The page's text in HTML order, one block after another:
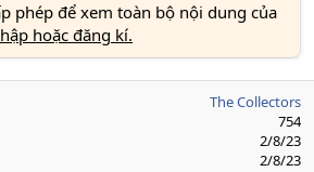
phép để xem toàn bộ nội dung của
hoặc đăng kí.
The Collectors
754
2/8/23
2/8/23